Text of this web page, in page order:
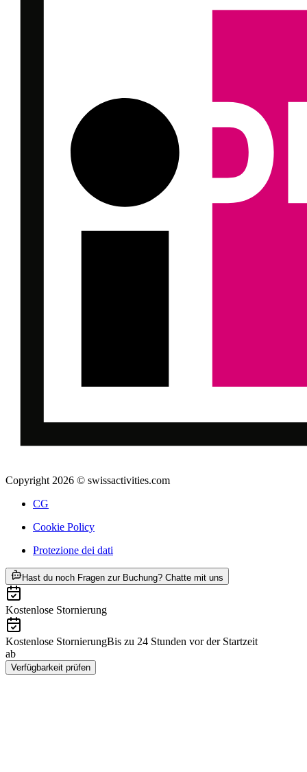
Copyright 2026 © swissactivities.com
CG
Cookie Policy
Protezione dei dati
Hast du noch Fragen zur Buchung? Chatte mit uns
Kostenlose Stornierung
Kostenlose StornierungBis zu 24 Stunden vor der Startzeit
ab
Verfügbarkeit prüfen